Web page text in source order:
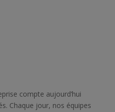
compte aujourd’hui
Chaque jour, nos équipes